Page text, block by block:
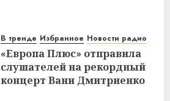
В тренде Избранное Новости радио
«Европа Плюс» отправила
слушателей на рекордный
концерт Вани Дмитриенко